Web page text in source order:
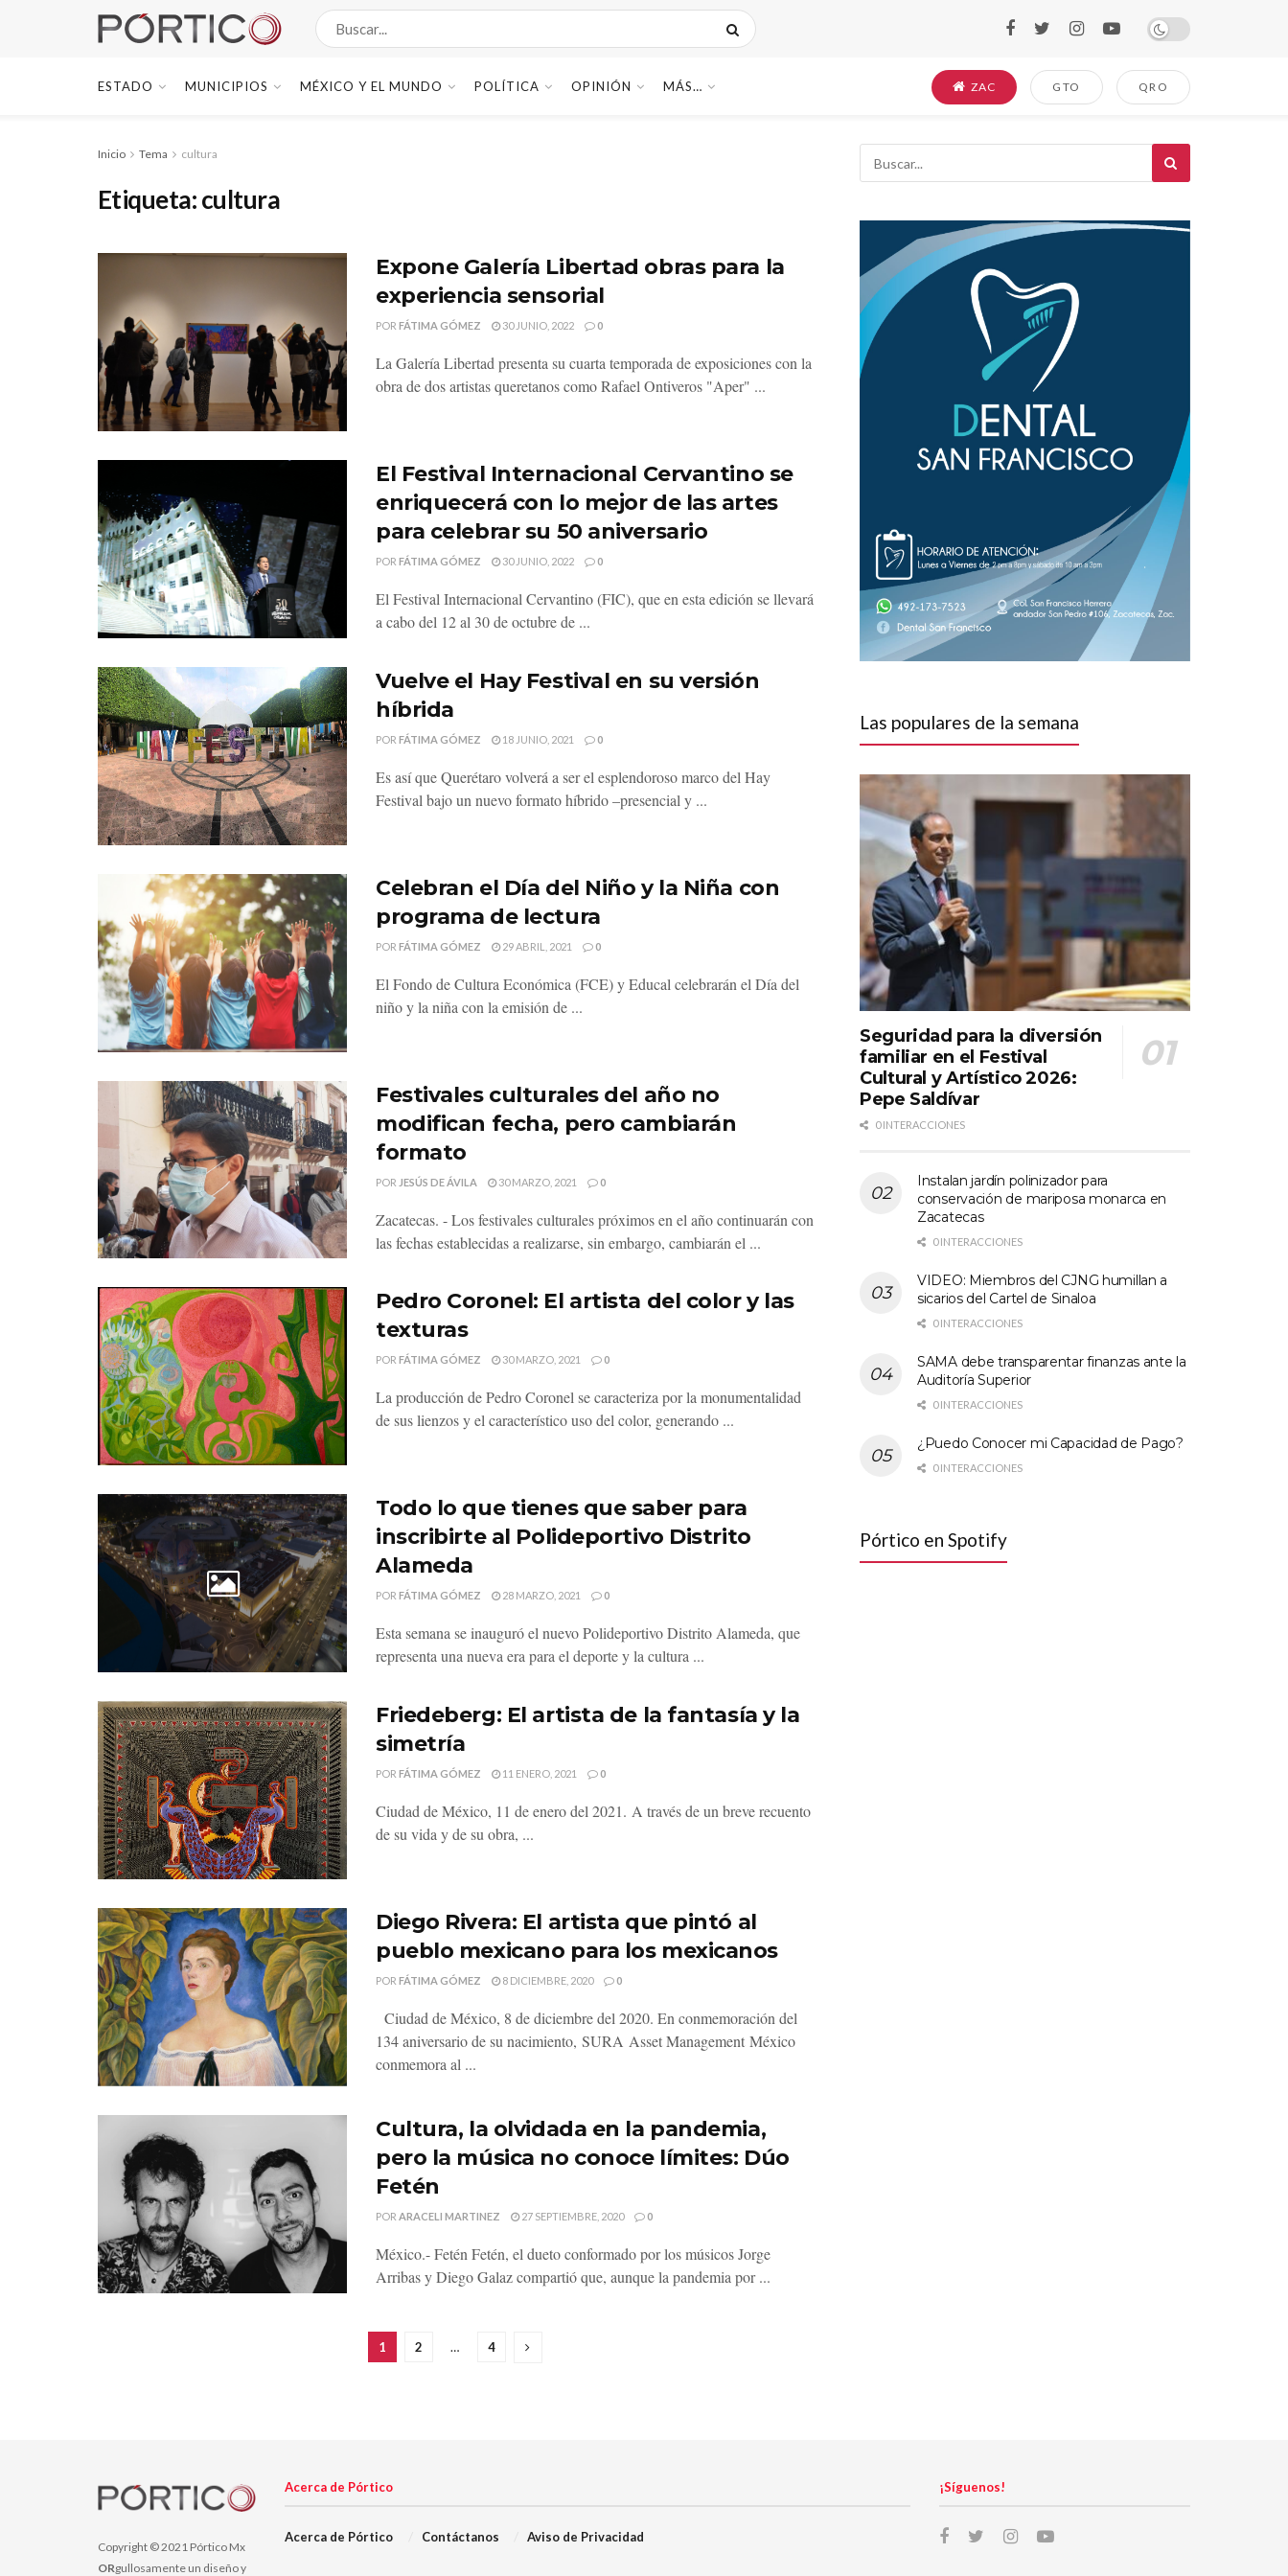
ESTADO MUNICIPIOS MÉXICO Y EL MUNDO POLÍTICA OPINIÓN MÁS… ZAC GTO QRO
Inicio Tema cultura
Etiqueta:cultura
Expone Galería Libertad obras para la
experiencia sensorial
POR FÁTIMA GÓMEZ 30 JUNIO, 2022 0
La Galería Libertad presenta su cuarta temporada de exposiciones con la
obra de dos artistas queretanos como Rafael Ontiveros "Aper" ...
El Festival Internacional Cervantino se
enriquecerá con lo mejor de las artes
para celebrar su 50 aniversario
POR FÁTIMA GÓMEZ 30 JUNIO, 2022 0
El Festival Internacional Cervantino (FIC), que en esta edición se llevará
a cabo del 12 al 30 de octubre de ...
Vuelve el Hay Festival en su versión
híbrida
POR FÁTIMA GÓMEZ 18 JUNIO, 2021 0
Es así que Querétaro volverá a ser el esplendoroso marco del Hay
Festival bajo un nuevo formato híbrido –presencial y ...
Celebran el Día del Niño y la Niña con
programa de lectura
POR FÁTIMA GÓMEZ 29 ABRIL, 2021 0
El Fondo de Cultura Económica (FCE) y Educal celebrarán el Día del
niño y la niña con la emisión de ...
Festivales culturales del año no
modifican fecha, pero cambiarán
formato
POR JESÚS DE ÁVILA 30 MARZO, 2021 0
Zacatecas. - Los festivales culturales próximos en el año continuarán con
las fechas establecidas a realizarse, sin embargo, cambiarán el ...
Pedro Coronel: El artista del color y las
texturas
POR FÁTIMA GÓMEZ 30 MARZO, 2021 0
La producción de Pedro Coronel se caracteriza por la monumentalidad
de sus lienzos y el característico uso del color, generando ...
Todo lo que tienes que saber para
inscribirte al Polideportivo Distrito
Alameda
POR FÁTIMA GÓMEZ 28 MARZO, 2021 0
Esta semana se inauguró el nuevo Polideportivo Distrito Alameda, que
representa una nueva era para el deporte y la cultura ...
Friedeberg: El artista de la fantasía y la
simetría
POR FÁTIMA GÓMEZ 11 ENERO, 2021 0
Ciudad de México, 11 de enero del 2021. A través de un breve recuento
de su vida y de su obra, ...
Diego Rivera: El artista que pintó al
pueblo mexicano para los mexicanos
POR FÁTIMA GÓMEZ 8 DICIEMBRE, 2020 0
Ciudad de México, 8 de diciembre del 2020. En conmemoración del
134 aniversario de su nacimiento, SURA Asset Management México
conmemora al ...
Cultura, la olvidada en la pandemia,
pero la música no conoce límites: Dúo
Fetén
POR ARACELI MARTINEZ 27 SEPTIEMBRE, 2020 0
México.- Fetén Fetén, el dueto conformado por los músicos Jorge
Arribas y Diego Galaz compartió que, aunque la pandemia por ...
1 2 … 4
Las populares de la semana
Seguridad para la diversión
familiar en el Festival
Cultural y Artístico 2026:
Pepe Saldívar
0 INTERACCIONES
Instalan jardín polinizador para
conservación de mariposa monarca en
Zacatecas
0 INTERACCIONES
VIDEO: Miembros del CJNG humillan a
sicarios del Cartel de Sinaloa
0 INTERACCIONES
SAMA debe transparentar finanzas ante la
Auditoría Superior
0 INTERACCIONES
¿Puedo Conocer mi Capacidad de Pago?
0 INTERACCIONES
Pórtico en Spotify
Copyright © 2021 Pórtico Mx
ORgullosamente un diseño y
Acerca de Pórtico
Acerca de Pórtico Contáctanos Aviso de Privacidad
¡Síguenos!